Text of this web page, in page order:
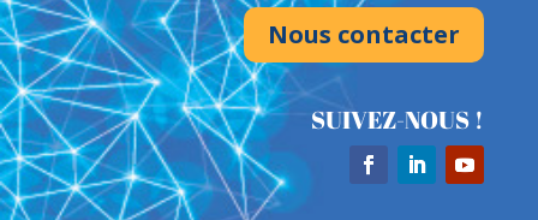
Nous contacter
SUIVEZ-NOUS !